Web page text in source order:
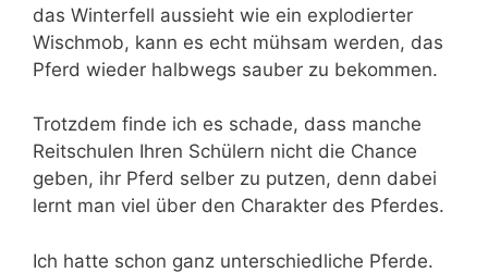
das Winterfell aussieht wie ein explodierter
Wischmob, kann es echt mühsam werden, das
Pferd wieder halbwegs sauber zu bekommen.
Trotzdem finde ich es schade, dass manche
Reitschulen Ihren Schülern nicht die Chance
geben, ihr Pferd selber zu putzen, denn dabei
lernt man viel über den Charakter des Pferdes.
Ich hatte schon ganz unterschiedliche Pferde.